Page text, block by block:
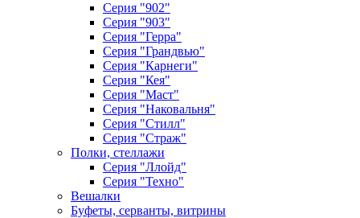
Серия "902"
Серия "903"
Серия "Герра"
Серия "Грандвью"
Серия "Карнеги"
Серия "Кея"
Серия "Маст"
Серия "Наковальня"
Серия "Стилл"
Серия "Страж"
Полки, стеллажи
Серия "Ллойд"
Серия "Техно"
Вешалки
Буфеты, серванты, витрины